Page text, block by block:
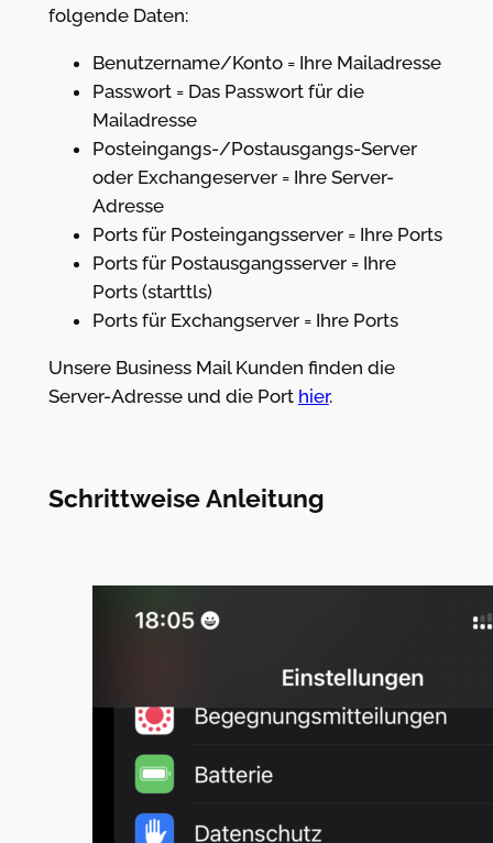
folgende Daten:
Benutzername/Konto = Ihre Mailadresse
Passwort = Das Passwort für die
Mailadresse
Posteingangs-/Postausgangs-Server
oder Exchangeserver = Ihre Server-
Adresse
Ports für Posteingangsserver = Ihre Ports
Ports für Postausgangsserver = Ihre
Ports (starttls)
Ports für Exchangserver = Ihre Ports
Unsere Business Mail Kunden finden die
Server-Adresse und die Port hier.
Schrittweise Anleitung